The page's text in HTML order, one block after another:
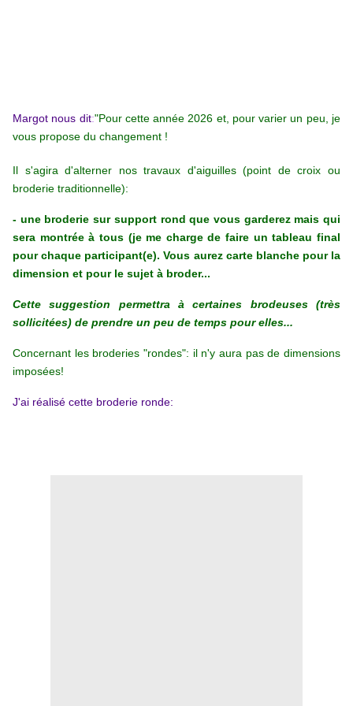
Margot nous dit:"Pour cette année 2026 et, pour varier un peu, je
vous propose du changement !
Il s'agira d'alterner nos travaux d'aiguilles (point de croix ou
broderie traditionnelle):
- une broderie sur support rond que vous garderez mais qui
sera montrée à tous (je me charge de faire un tableau final
pour chaque participant(e). Vous aurez carte blanche pour la
dimension et pour le sujet à broder...
Cette suggestion permettra à certaines brodeuses (très
sollicitées) de prendre un peu de temps pour elles...
Concernant les broderies "rondes": il n'y aura pas de dimensions
imposées!
J'ai réalisé cette broderie ronde: